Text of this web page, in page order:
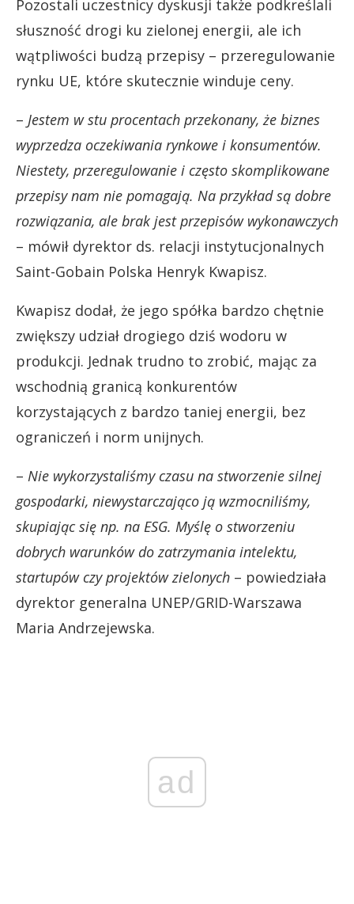
Pozostali uczestnicy dyskusji także podkreślali
słuszność drogi ku zielonej energii, ale ich
wątpliwości budzą przepisy – przeregulowanie
rynku UE, które skutecznie winduje ceny.
– Jestem w stu procentach przekonany, że biznes
wyprzedza oczekiwania rynkowe i konsumentów.
Niestety, przeregulowanie i często skomplikowane
przepisy nam nie pomagają. Na przykład są dobre
rozwiązania, ale brak jest przepisów wykonawczych
– mówił dyrektor ds. relacji instytucjonalnych
Saint-Gobain Polska Henryk Kwapisz.
Kwapisz dodał, że jego spółka bardzo chętnie
zwiększy udział drogiego dziś wodoru w
produkcji. Jednak trudno to zrobić, mając za
wschodnią granicą konkurentów
korzystających z bardzo taniej energii, bez
ograniczeń i norm unijnych.
– Nie wykorzystaliśmy czasu na stworzenie silnej
gospodarki, niewystarczająco ją wzmocniliśmy,
skupiając się np. na ESG. Myślę o stworzeniu
dobrych warunków do zatrzymania intelektu,
startupów czy projektów zielonych – powiedziała
dyrektor generalna UNEP/GRID-Warszawa
Maria Andrzejewska.
ad